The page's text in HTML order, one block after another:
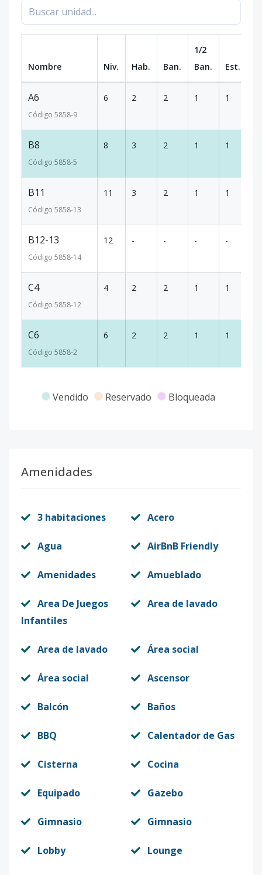
Nombre Niv. Hab. Ban.
1/2
Ban.
Est.
A6
Código 5858-9
6 2 2 1 1
B8
Código 5858-5
8 3 2 1 1
B11
Código 5858-13
11 3 2 1 1
B12-13
Código 5858-14
12 - - - -
C4
Código 5858-12
4 2 2 1 1
C6
Código 5858-2
6 2 2 1 1
Vendido Reservado Bloqueada
Amenidades
3 habitaciones Acero
Agua AirBnB Friendly
Amenidades Amueblado
Area De Juegos
Infantiles
Area de lavado
Area de lavado Área social
Área social Ascensor
Balcón Baños
BBQ Calentador de Gas
Cisterna Cocina
Equipado Gazebo
Gimnasio Gimnasio
Lobby Lounge